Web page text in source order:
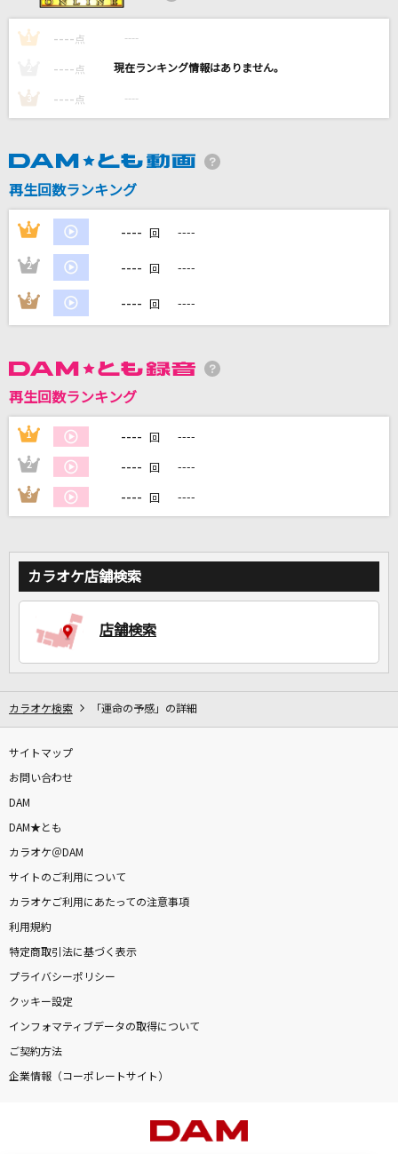
No title
[生音]シュガーソングとビターステップ
STARTails☆
カラオケ最新情報をチェック！
1 ---- 点 ----
---- 点 ----
3 ---- 点 ----
再生回数ランキング
1 ---- 回 ----
2 ---- 回 ----
3 ---- 回 ----
再生回数ランキング
1 ---- 回 ----
2 ---- 回 ----
3 ---- 回 ----
カラオケ店舗検索
店舗検索
カラオケ検索 「運命の予感」の詳細
サイトマップ
お問い合わせ
DAM
DAM★とも
カラオケ＠DAM
サイトのご利用について
カラオケご利用にあたっての注意事項
利用規約
特定商取引法に基づく表示
プライバシーポリシー
クッキー設定
インフォマティブデータの取得について
ご契約方法
企業情報（コーポレートサイト）